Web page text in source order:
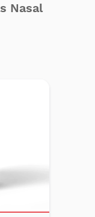
Nasal